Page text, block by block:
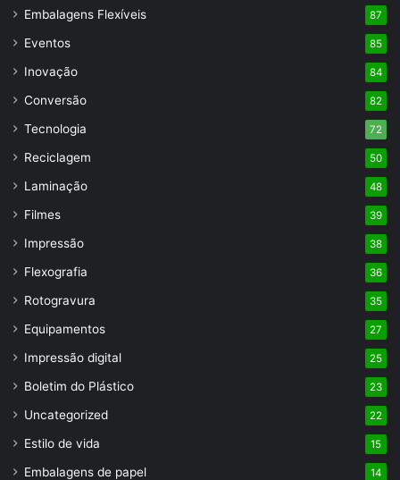
Embalagens Flexíveis 87
Eventos 85
Inovação 84
Conversão 82
Tecnologia 72
Reciclagem 50
Laminação 48
Filmes 39
Impressão 38
Flexografia 36
Rotogravura 35
Equipamentos 27
Impressão digital 25
Boletim do Plástico 23
Uncategorized 22
Estilo de vida 15
Embalagens de papel 14